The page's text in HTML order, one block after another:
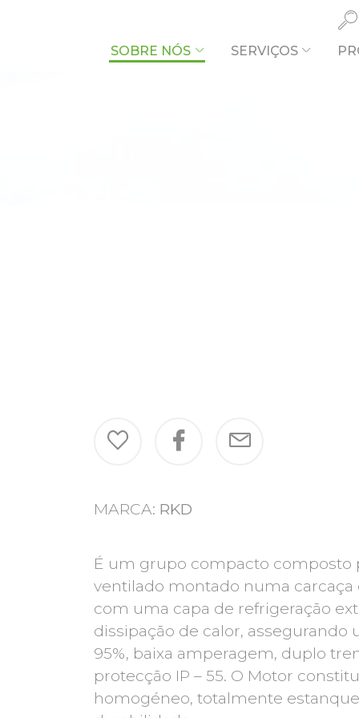
SOBRE NÓS SERVIÇOS
MARCA: RKD
É um grupo compacto
ventilado montado numa
com uma capa de refrigeração
dissipação de calor,
95%, baixa amperagem, duplo
protecção IP – 55. O Motor
homogéneo, totalmente
O QUE